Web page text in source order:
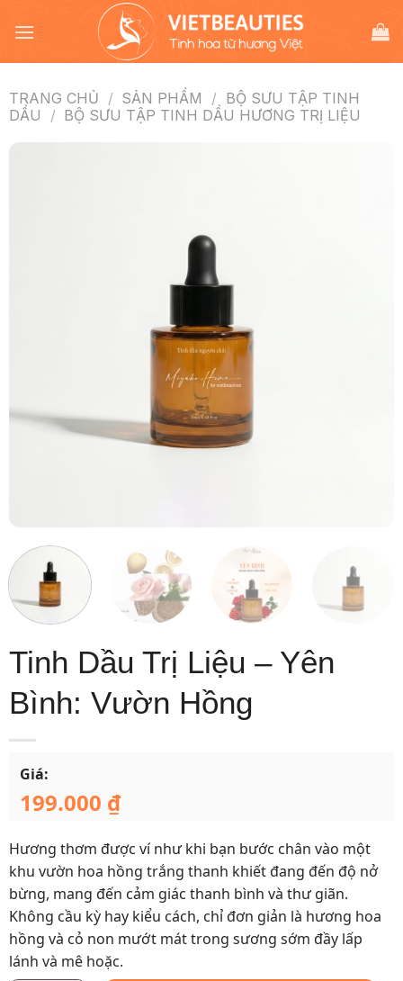
đến
TRANG CHỦ / SẢN PHẨM / BỘ SƯU TẬP TINH
DẦU
/ BỘ SƯU TẬP TINH DẦU HƯƠNG TRỊ LIỆU
Tinh Dầu Trị Liệu – Yên
Bình: Vườn Hồng
Giá:
199.000 ₫
Hương thơm được ví như khi bạn bước chân vào một
khu vườn hoa hồng trắng thanh khiết đang đến độ nở
bừng, mang đến cảm giác thanh bình và thư giãn.
Không cầu kỳ hay kiểu cách, chỉ đơn giản là hương hoa
hồng và cỏ non mướt mát trong sương sớm đầy lấp
lánh và mê hoặc.